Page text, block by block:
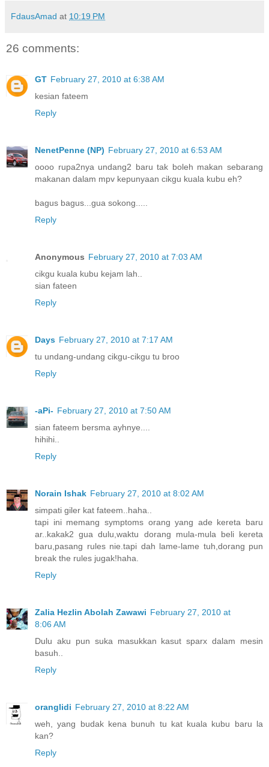
FdausAmad at 10:19 PM
26 comments:
GT February 27, 2010 at 6:38 AM
kesian fateem
Reply
NenetPenne (NP) February 27, 2010 at 6:53 AM
oooo rupa2nya undang2 baru tak boleh makan sebarang
makanan dalam mpv kepunyaan cikgu kuala kubu eh?
bagus bagus...gua sokong.....
Reply
Anonymous February 27, 2010 at 7:03 AM
cikgu kuala kubu kejam lah..
sian fateen
Reply
Days February 27, 2010 at 7:17 AM
tu undang-undang cikgu-cikgu tu broo
Reply
-aPi- February 27, 2010 at 7:50 AM
sian fateem bersma ayhnye....
hihihi..
Reply
Norain Ishak February 27, 2010 at 8:02 AM
simpati giler kat fateem..haha..
tapi ini memang symptoms orang yang ade kereta baru
ar..kakak2 gua dulu,waktu dorang mula-mula beli kereta
baru,pasang rules nie.tapi dah lame-lame tuh,dorang pun
break the rules jugak!haha.
Reply
Zalia Hezlin Abolah Zawawi February 27, 2010 at
8:06 AM
Dulu aku pun suka masukkan kasut sparx dalam mesin
basuh..
Reply
oranglidi February 27, 2010 at 8:22 AM
weh, yang budak kena bunuh tu kat kuala kubu baru la
kan?
Reply